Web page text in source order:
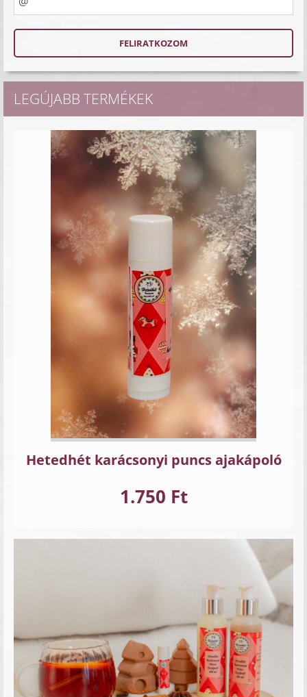
LEGÚJABB TERMÉKEK
Hetedhét karácsonyi puncs ajakápoló
1.750 Ft